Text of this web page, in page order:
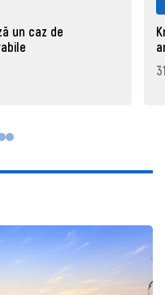
un caz de